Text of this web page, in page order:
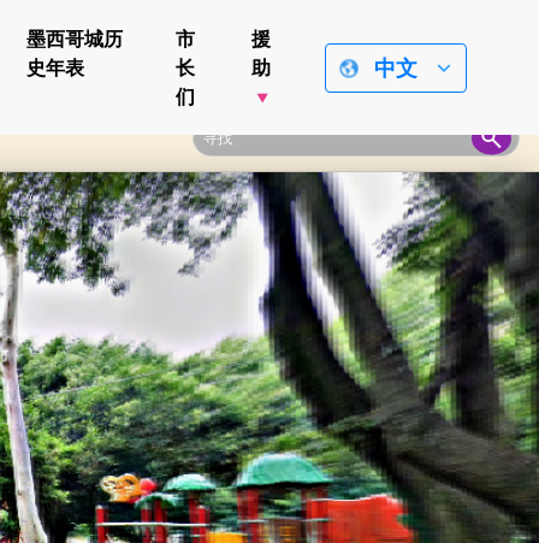
墨西哥城历
史年表
市
长
们
援
助
中文